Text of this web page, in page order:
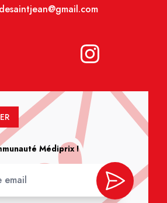
Médiprix !